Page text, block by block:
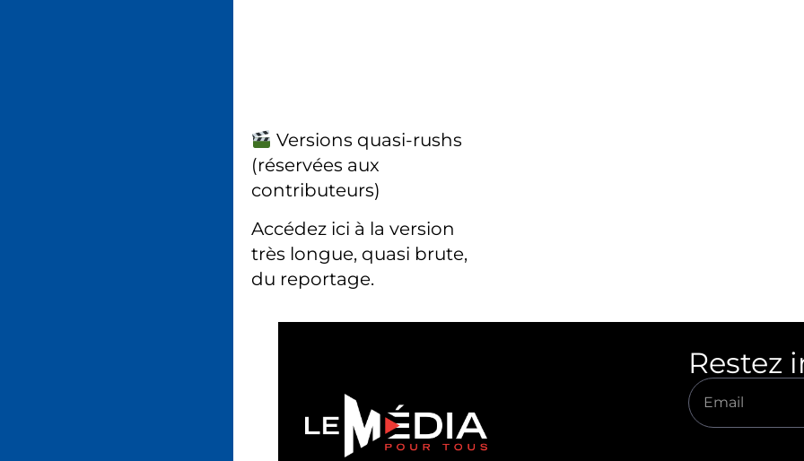
Versions quasi-rushs
(réservées aux
contributeurs)
Accédez ici à la version
très longue, quasi brute,
du reportage.
Restez